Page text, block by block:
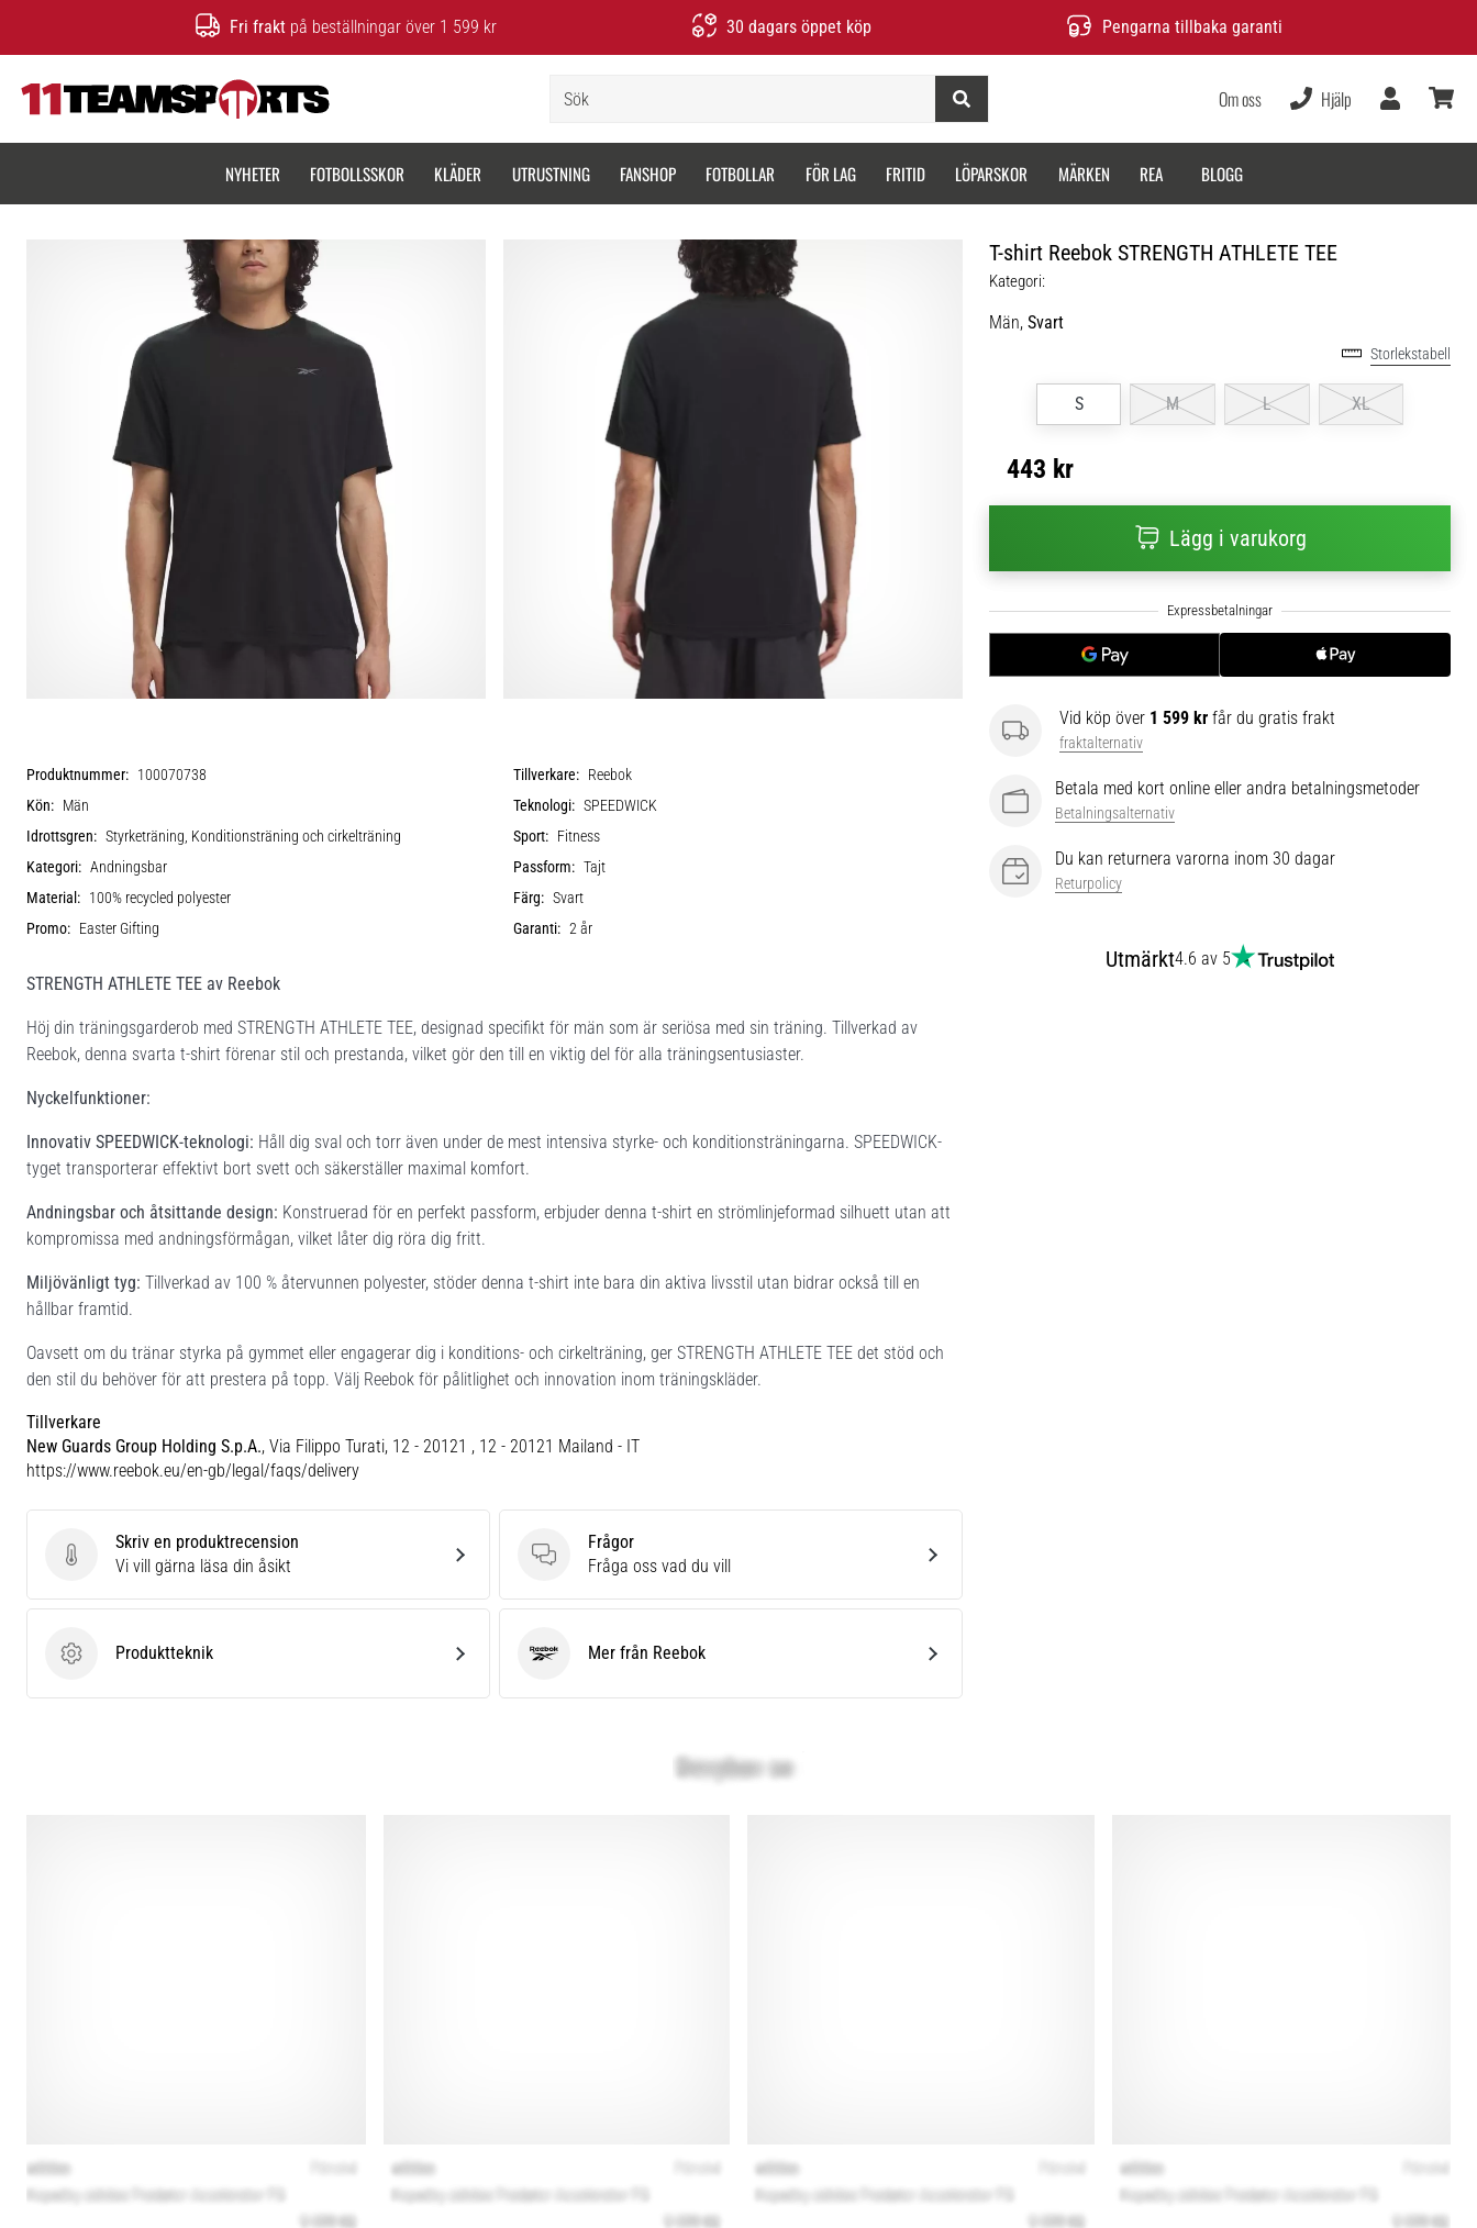
Fri frakt på beställningar över 1 599 kr 30 dagars öppet köp Pengarna tillbaka garanti
Om oss Hjälp
NYHETER FOTBOLLSSKOR KLÄDER UTRUSTNING FANSHOP FOTBOLLAR FÖR LAG FRITID LÖPARSKOR MÄRKEN REA BLOGG
T-shirt Reebok STRENGTH ATHLETE TEE
Kategori:
Män, Svart
Storlekstabell
S M L XL
443 kr
Lägg i varukorg
Vid köp över 1 599 kr får du gratis frakt
fraktalternativ
Betala med kort online eller andra betalningsmetoder
Betalningsalternativ
Du kan returnera varorna inom 30 dagar
Returpolicy
Utmärkt4.6 av 5
Produktnummer: 100070738 Tillverkare: Reebok
Kön: Män Teknologi: SPEEDWICK
Idrottsgren: Styrketräning, Konditionsträning och cirkelträning Sport: Fitness
Kategori: Andningsbar Passform: Tajt
Material: 100% recycled polyester Färg: Svart
Promo: Easter Gifting Garanti: 2 år
STRENGTH ATHLETE TEE av Reebok
Höj din träningsgarderob med STRENGTH ATHLETE TEE, designad specifikt för män som är seriösa med sin träning. Tillverkad av
Reebok, denna svarta t-shirt förenar stil och prestanda, vilket gör den till en viktig del för alla träningsentusiaster.
Nyckelfunktioner:
Innovativ SPEEDWICK-teknologi: Håll dig sval och torr även under de mest intensiva styrke- och konditionsträningarna. SPEEDWICK-
tyget transporterar effektivt bort svett och säkerställer maximal komfort.
Andningsbar och åtsittande design: Konstruerad för en perfekt passform, erbjuder denna t-shirt en strömlinjeformad silhuett utan att
kompromissa med andningsförmågan, vilket låter dig röra dig fritt.
Miljövänligt tyg: Tillverkad av 100 % återvunnen polyester, stöder denna t-shirt inte bara din aktiva livsstil utan bidrar också till en
hållbar framtid.
Oavsett om du tränar styrka på gymmet eller engagerar dig i konditions- och cirkelträning, ger STRENGTH ATHLETE TEE det stöd och
den stil du behöver för att prestera på topp. Välj Reebok för pålitlighet och innovation inom träningskläder.
Tillverkare
New Guards Group Holding S.p.A., Via Filippo Turati, 12 - 20121 , 12 - 20121 Mailand - IT
https://www.reebok.eu/en-gb/legal/faqs/delivery
Skriv en produktrecension
Skriv en produktrecension
Vi vill gärna läsa din åsikt
Frågor
Frågor
Fråga oss vad du vill
ProduktteknikProduktteknik ReebokMer från Reebok